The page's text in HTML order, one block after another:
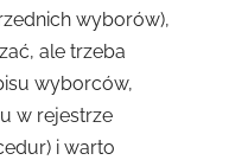
wyborów),
ale trzeba
wyborców,
w rejestrze
i warto